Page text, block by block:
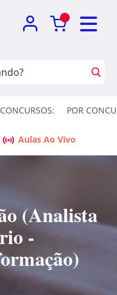
POR
Aulas Ao Vivo
(Analista
-